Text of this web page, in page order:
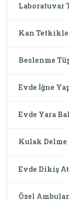
Laboratuvar
Kan
Beslenme
Evde İğne
Evde Yara
Kulak
Evde Dikiş
Özel